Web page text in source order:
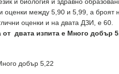
оценки между 5,90 и 5,99, а броят
оценки и на двата ДЗИ, е 60.
от двата изпита е Много добър
добър 5,22